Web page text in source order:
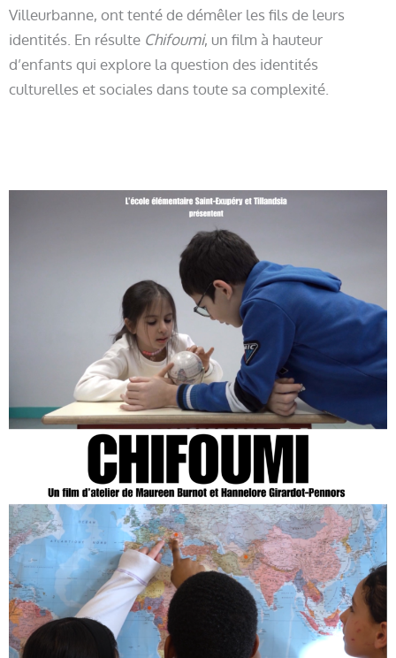
Villeurbanne, ont tenté de démêler les fils de leurs
identités. En résulte Chifoumi, un film à hauteur
d’enfants qui explore la question des identités
culturelles et sociales dans toute sa complexité.